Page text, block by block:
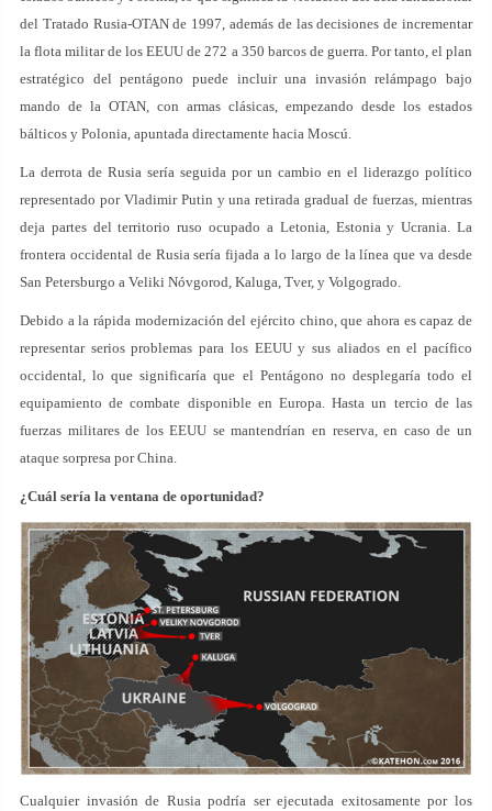
del Tratado Rusia-OTAN de 1997, además de las decisiones de incrementar
la flota militar de los EEUU de 272 a 350 barcos de guerra. Por tanto, el plan
estratégico del pentágono puede incluir una invasión relámpago bajo
mando de la OTAN, con armas clásicas, empezando desde los estados
bálticos y Polonia, apuntada directamente hacia Moscú.
La derrota de Rusia sería seguida por un cambio en el liderazgo político
representado por Vladimir Putin y una retirada gradual de fuerzas, mientras
deja partes del territorio ruso ocupado a Letonia, Estonia y Ucrania. La
frontera occidental de Rusia sería fijada a lo largo de la línea que va desde
San Petersburgo a Veliki Nóvgorod, Kaluga, Tver, y Volgogrado.
Debido a la rápida modernización del ejército chino, que ahora es capaz de
representar serios problemas para los EEUU y sus aliados en el pacífico
occidental, lo que significaría que el Pentágono no desplegaría todo el
equipamiento de combate disponible en Europa. Hasta un tercio de las
fuerzas militares de los EEUU se mantendrían en reserva, en caso de un
ataque sorpresa por China.
¿Cuál sería la ventana de oportunidad?
Cualquier invasión de Rusia podría ser ejecutada exitosamente por los